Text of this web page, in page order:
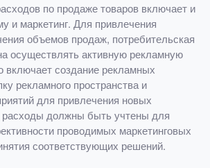
по продаже товаров включает и
и маркетинг. Для привлечения
объемов продаж, потребительская
осуществлять активную рекламную
включает создание рекламных
рекламного пространства и
для привлечения новых
расходы должны быть учтены для
проводимых маркетинговых
соответствующих решений.